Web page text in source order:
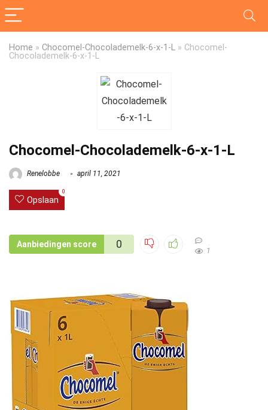
Home » Chocomel-Chocolademelk-6-x-1-L » Chocomel-
Chocolademelk-6-x-1-L
Chocomel-Chocolademelk-6-x-1-L
Renelobbe april 11, 2021
Opslaan
0
Aanbiedingen score 0
1